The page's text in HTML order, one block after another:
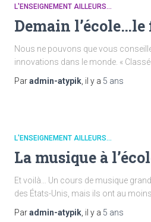
L'ENSEIGNEMENT AILLEURS...
Demain
Nous ne pouvons que vous
innovations dans le monde. «
Paradmin-atypik, il y a 5 ans
L'ENSEIGNEMENT AILLEURS...
La musique à
Et voilà… Un cours de musique
des États-Unis, mais ils ont au
Paradmin-atypik, il y a 5 ans